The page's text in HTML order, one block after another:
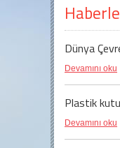
Dünya
Devamını oku
Plastik
Devamını oku